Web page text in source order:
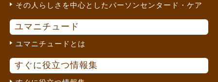
その人らしさを中心としたパーソンセンタード・ケア
ユマニチュード
ユマニチュードとは
すぐに役立つ情報集